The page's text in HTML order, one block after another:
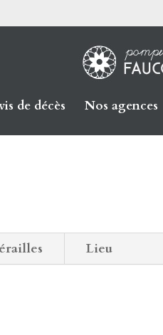
de décès Nos agences
Lieu